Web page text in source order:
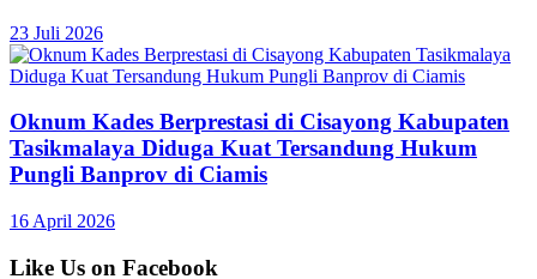
23 Juli 2026
Oknum Kades Berprestasi di Cisayong Kabupaten
Tasikmalaya Diduga Kuat Tersandung Hukum
Pungli Banprov di Ciamis
16 April 2026
Like Us on Facebook